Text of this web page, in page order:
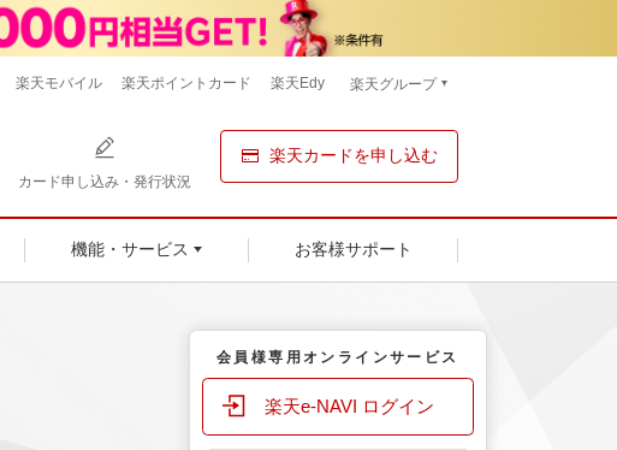
楽天モバイル 楽天ポイントカード 楽天Edy 楽天グループ
カード申し込み・発行状況
楽天カードを申し込む
機能・サービス お客様サポート
会員様専用オンラインサービス
楽天e-NAVI ログイン